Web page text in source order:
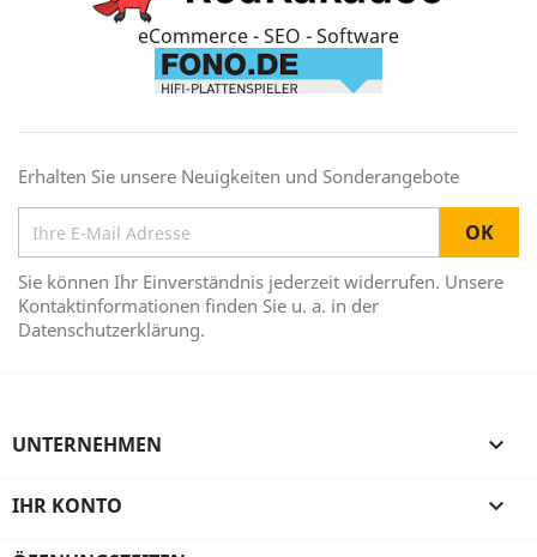
eCommerce - SEO - Software
Erhalten Sie unsere Neuigkeiten und Sonderangebote
Sie können Ihr Einverständnis jederzeit widerrufen. Unsere
Kontaktinformationen finden Sie u. a. in der
Datenschutzerklärung.
UNTERNEHMEN 
IHR KONTO 